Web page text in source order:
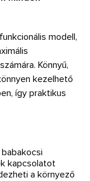
modell,
Könnyű,
kezelhető
így praktikus
kapcsolatot
a környező